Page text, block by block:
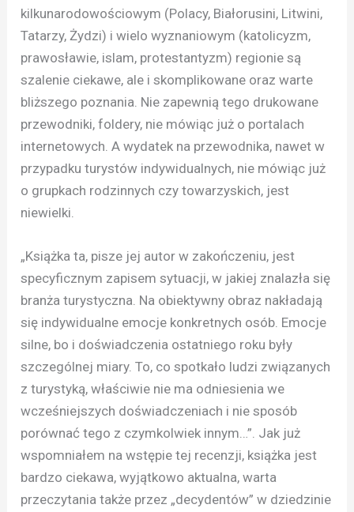
kilkunarodowościowym (Polacy, Białorusini, Litwini,
Tatarzy, Żydzi) i wielo wyznaniowym (katolicyzm,
prawosławie, islam, protestantyzm) regionie są
szalenie ciekawe, ale i skomplikowane oraz warte
bliższego poznania. Nie zapewnią tego drukowane
przewodniki, foldery, nie mówiąc już o portalach
internetowych. A wydatek na przewodnika, nawet w
przypadku turystów indywidualnych, nie mówiąc już
o grupkach rodzinnych czy towarzyskich, jest
niewielki.
„Książka ta, pisze jej autor w zakończeniu, jest
specyficznym zapisem sytuacji, w jakiej znalazła się
branża turystyczna. Na obiektywny obraz nakładają
się indywidualne emocje konkretnych osób. Emocje
silne, bo i doświadczenia ostatniego roku były
szczególnej miary. To, co spotkało ludzi związanych
z turystyką, właściwie nie ma odniesienia we
wcześniejszych doświadczeniach i nie sposób
porównać tego z czymkolwiek innym…”. Jak już
wspomniałem na wstępie tej recenzji, książka jest
bardzo ciekawa, wyjątkowo aktualna, warta
przeczytania także przez „decydentów” w dziedzinie